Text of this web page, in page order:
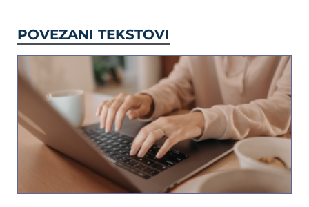
POVEZANI TEKSTOVI